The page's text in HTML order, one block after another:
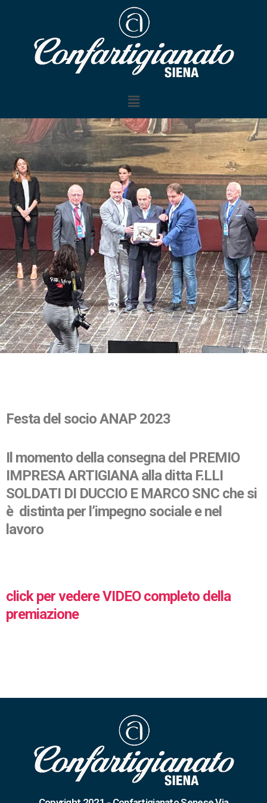
Festa del socio ANAP 2023
Il momento della consegna del PREMIO
IMPRESA ARTIGIANA alla ditta F.LLI
SOLDATI DI DUCCIO E MARCO SNC che si
è distinta per l’impegno sociale e nel
lavoro
click per vedere VIDEO completo della
premiazione